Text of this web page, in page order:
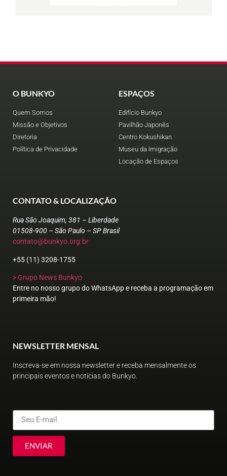
O BUNKYO
Quem Somos
Missão e Objetivos
Diretoria
Política de Privacidade
ESPAÇOS
Edifício Bunkyo
Pavilhão Japonês
Centro Kokushikan
Museu da Imigração
Locação de Espaços
CONTATO & LOCALIZAÇÃO
Rua São Joaquim, 381 – Liberdade
01508-900 – São Paulo – SP Brasil
contato@bunkyo.org.br
+55 (11) 3208-1755
> Grupo News Bunkyo
Entre no nosso grupo do WhatsApp e receba a programação em
primeira mão!
NEWSLETTER MENSAL
Inscreva-se em nossa newsletter e receba mensalmente os
principais eventos e notícias do Bunkyo.
ENVIAR